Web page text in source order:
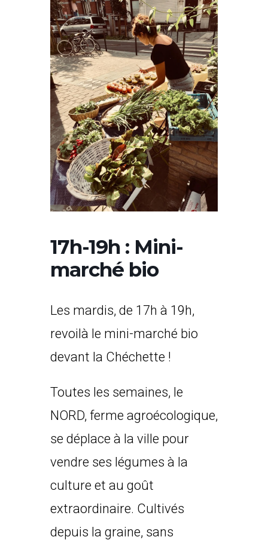
17h-19h : Mini-
marché bio
Les mardis, de 17h à 19h,
revoilà le mini-marché bio
devant la Chéchette !
Toutes les semaines, le
NORD, ferme agroécologique,
se déplace à la ville pour
vendre ses légumes à la
culture et au goût
extraordinaire. Cultivés
depuis la graine, sans